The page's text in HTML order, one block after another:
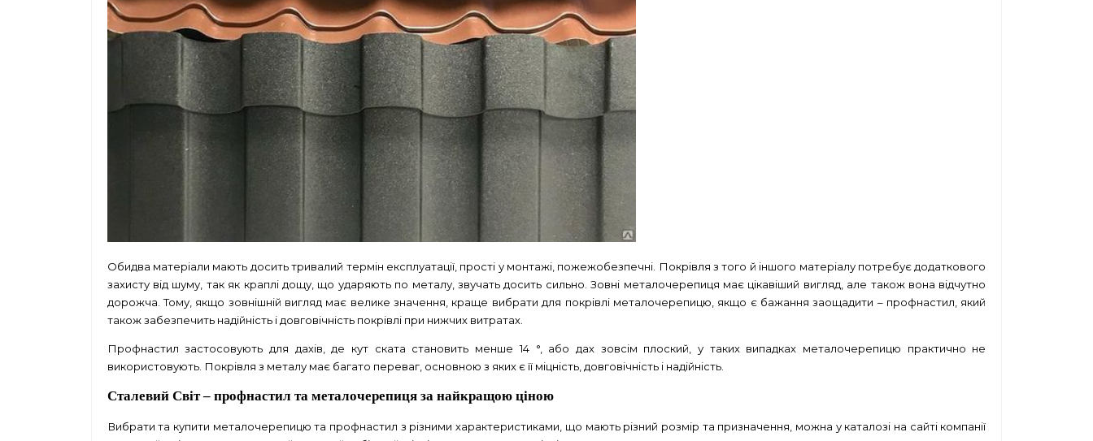
Обидва матеріали мають досить тривалий термін експлуатації, прості у монтажі, пожежобезпечні. Покрівля з того й іншого матеріалу потребує додаткового
захисту від шуму, так як краплі дощу, що ударяють по металу, звучать досить сильно. Зовні металочерепиця має цікавіший вигляд, але також вона відчутно
дорожча. Тому, якщо зовнішній вигляд має велике значення, краще вибрати для покрівлі металочерепицю, якщо є бажання заощадити – профнастил, який
також забезпечить надійність і довговічність покрівлі при нижчих витратах.
Профнастил застосовують для дахів, де кут ската становить менше 14 °, або дах зовсім плоский, у таких випадках металочерепицю практично не
використовують. Покрівля з металу має багато переваг, основною з яких є її міцність, довговічність і надійність.
Сталевий Світ – профнастил та металочерепиця за найкращою ціною
Вибрати та купити металочерепицю та профнастил з різними характеристиками, що мають різний розмір та призначення, можна у каталозі на сайті компанії